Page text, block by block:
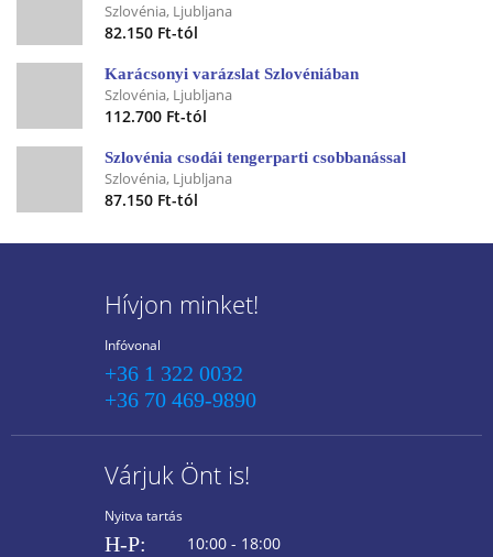
Szlovénia, Ljubljana
82.150 Ft-tól
Karácsonyi varázslat Szlovéniában
Szlovénia, Ljubljana
112.700 Ft-tól
Szlovénia csodái tengerparti csobbanással
Szlovénia, Ljubljana
87.150 Ft-tól
Hívjon minket!
Infóvonal
+36 1 322 0032
+36 70 469-9890
Várjuk Önt is!
Nyitva tartás
H-P: 10:00 - 18:00